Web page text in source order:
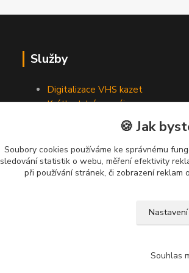
Služby
Digitalizace VHS kazet
Krátkodobé pronájmy
🍪 Jak
Soubory cookies používáme ke správnému
sledování statistik o webu, měření efektivity
při používání stránek, či zobrazení reklam
Nastavení
Souhlas